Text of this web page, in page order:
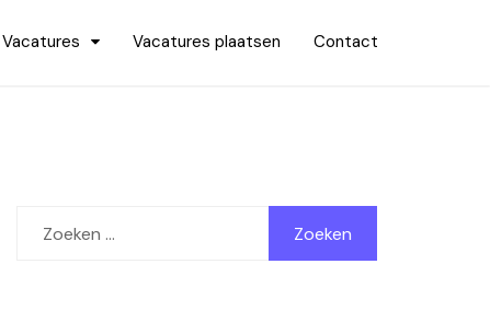
Vacatures Vacatures plaatsen Contact
naar: